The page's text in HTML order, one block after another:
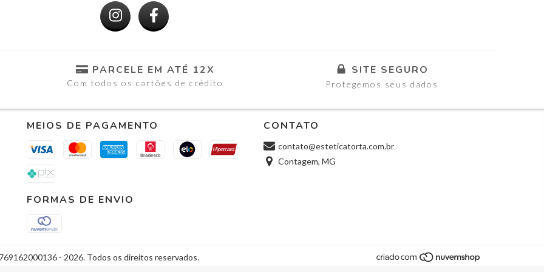
PARCELE EM ATÉ 12X
Com todos os cartões de crédito
SITE SEGURO
Protegemos seus dados
MEIOS DE PAGAMENTO
FORMAS DE ENVIO
CONTATO
contato@esteticatorta.com.br
Contagem, MG
- 2026. Todos os direitos reservados.